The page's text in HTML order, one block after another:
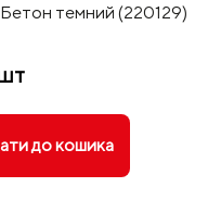
темний (220129)
до кошика